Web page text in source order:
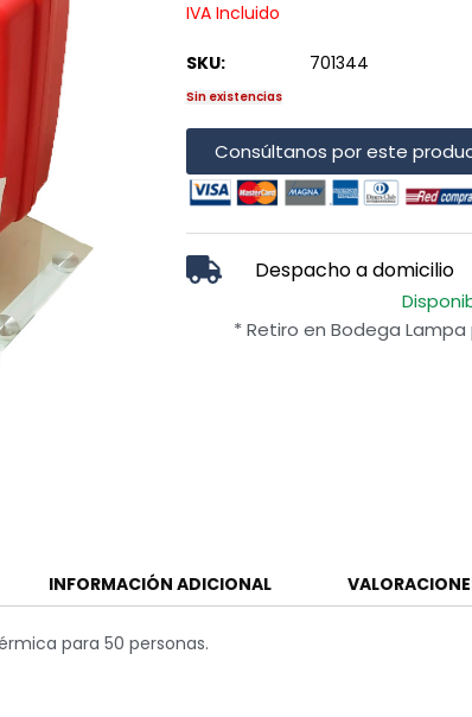
IVA Incluido
SKU: 701344
Sin existencias
Consúltanos por este
Despacho a domicilio
* Retiro en Bodega
INFORMACIÓN ADICIONAL
para 50 personas.